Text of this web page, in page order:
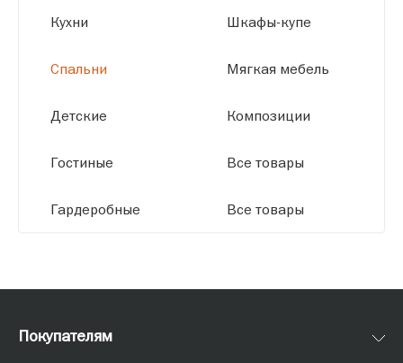
Кухни
Спальни
Детские
Гостиные
Гардеробные
Шкафы-купе
Мягкая мебель
Композиции
Все товары
Все товары
Покупателям